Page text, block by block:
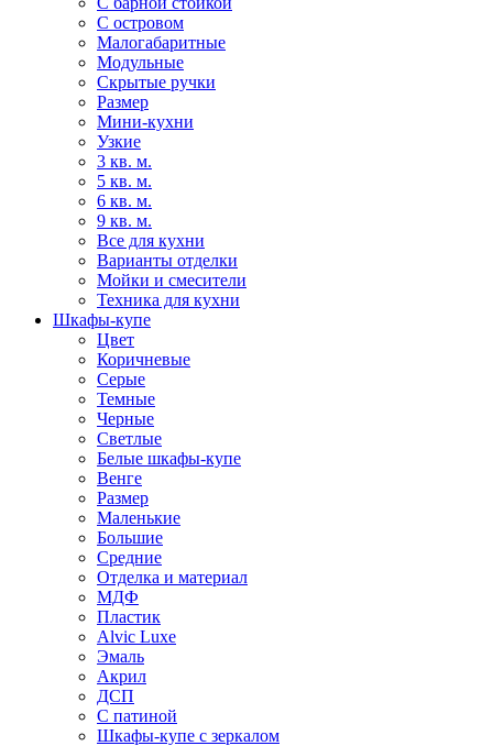
С островом
Малогабаритные
Модульные
Скрытые ручки
Размер
Мини-кухни
Узкие
3 кв. м.
5 кв. м.
6 кв. м.
9 кв. м.
Все для кухни
Варианты отделки
Мойки и смесители
Техника для кухни
Шкафы-купе
Цвет
Коричневые
Серые
Темные
Черные
Светлые
Белые шкафы-купе
Венге
Размер
Маленькие
Большие
Средние
Отделка и материал
МДФ
Пластик
Alvic Luxe
Эмаль
Акрил
ДСП
С патиной
Шкафы-купе с зеркалом